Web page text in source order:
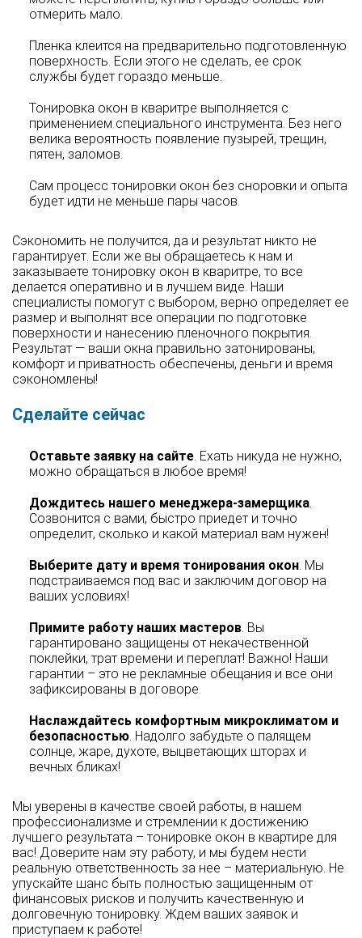
отмерить мало.
Пленка клеится на предварительно подготовленную
поверхность. Если этого не сделать, ее срок
службы будет гораздо меньше.
Тонировка окон в кваритре выполняется с
применением специального инструмента. Без него
велика вероятность появление пузырей, трещин,
пятен, заломов.
Сам процесс тонировки окон без сноровки и опыта
будет идти не меньше пары часов.
Сэкономить не получится, да и результат никто не
гарантирует. Если же вы обращаетесь к нам и
заказываете тонировку окон в кваритре, то все
делается оперативно и в лучшем виде. Наши
специалисты помогут с выбором, верно определяет ее
размер и выполнят все операции по подготовке
поверхности и нанесению пленочного покрытия.
Результат — ваши окна правильно затонированы,
комфорт и приватность обеспечены, деньги и время
сэкономлены!
Сделайте сейчас
Оставьте заявку на сайте. Ехать никуда не нужно,
можно обращаться в любое время!
Дождитесь нашего менеджера-замерщика.
Созвонится с вами, быстро приедет и точно
определит, сколько и какой материал вам нужен!
Выберите дату и время тонирования окон. Мы
подстраиваемся под вас и заключим договор на
ваших условиях!
Примите работу наших мастеров. Вы
гарантировано защищены от некачественной
поклейки, трат времени и переплат! Важно! Наши
гарантии – это не рекламные обещания и все они
зафиксированы в договоре.
Наслаждайтесь комфортным микроклиматом и
безопасностью. Надолго забудьте о палящем
солнце, жаре, духоте, выцветающих шторах и
вечных бликах!
Мы уверены в качестве своей работы, в нашем
профессионализме и стремлении к достижению
лучшего результата – тонировке окон в квартире для
вас! Доверите нам эту работу, и мы будем нести
реальную ответственность за нее – материальную. Не
упускайте шанс быть полностью защищенным от
финансовых рисков и получить качественную и
долговечную тонировку. Ждем ваших заявок и
приступаем к работе!